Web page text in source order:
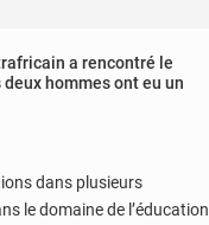
a rencontré le
hommes ont eu un
dans plusieurs
le domaine de l’éducation